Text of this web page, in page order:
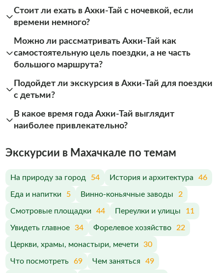
Стоит ли ехать в Ахки-Тай с ночевкой, если
времени немного?
Можно ли рассматривать Ахки-Тай как
самостоятельную цель поездки, а не часть
большого маршрута?
Подойдет ли экскурсия в Ахки-Тай для поездки
с детьми?
В какое время года Ахки-Тай выглядит
наиболее привлекательно?
Экскурсии в Махачкале по темам
На природу за город 54 История и архитектура 46
Еда и напитки 5 Винно-коньячные заводы 2
Смотровые площадки 44 Переулки и улицы 11
Увидеть главное 34 Форелевое хозяйство 22
Церкви, храмы, монастыри, мечети 30
Что посмотреть 69 Чем заняться 49